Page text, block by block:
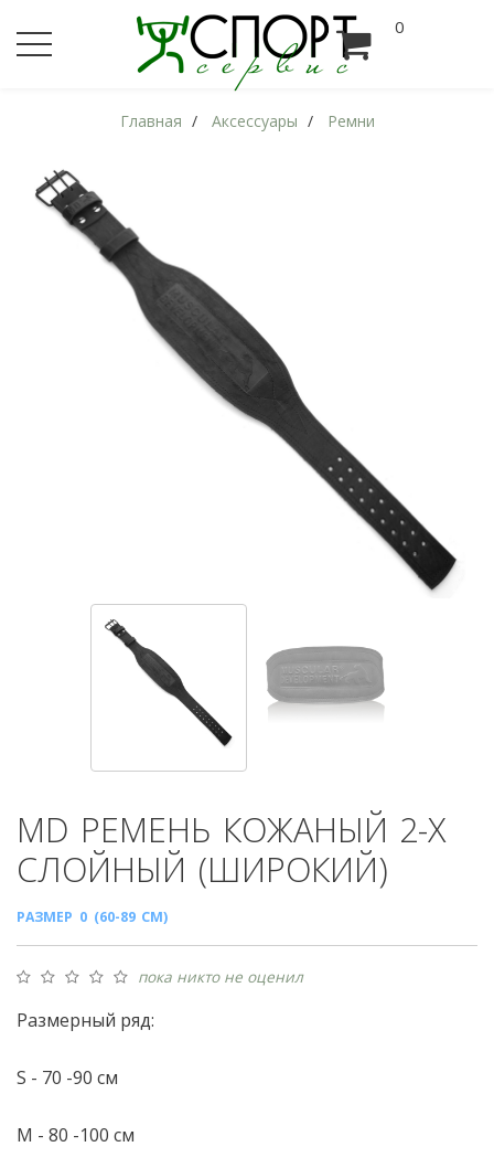
0
Главная Аксессуары Ремни
MD РЕМЕНЬ КОЖАНЫЙ 2-Х
СЛОЙНЫЙ (ШИРОКИЙ)
РАЗМЕР 0 (60-89 СМ)
пока никто не оценил
Размерный ряд:
S - 70 -90 см
M - 80 -100 см